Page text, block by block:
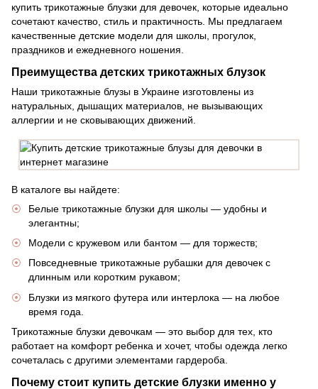
купить трикотажные блузки для девочек, которые идеально
сочетают качество, стиль и практичность. Мы предлагаем
качественные детские модели для школы, прогулок,
праздников и ежедневного ношения.
Преимущества детских трикотажных блузок
Наши трикотажные блузы в Украине изготовлены из
натуральных, дышащих материалов, не вызывающих
аллергии и не сковывающих движений.
В каталоге вы найдете:
Белые трикотажные блузки для школы — удобны и
элегантны;
Модели с кружевом или бантом — для торжеств;
Повседневные трикотажные рубашки для девочек с
длинным или коротким рукавом;
Блузки из мягкого футера или интерлока — на любое
время года.
Трикотажные блузки девочкам — это выбор для тех, кто
работает на комфорт ребенка и хочет, чтобы одежда легко
сочеталась с другими элементами гардероба.
Почему стоит купить детские блузки именно у